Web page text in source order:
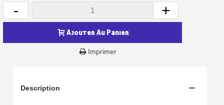
- +
Ajouter Au Panier
Imprimer
Description